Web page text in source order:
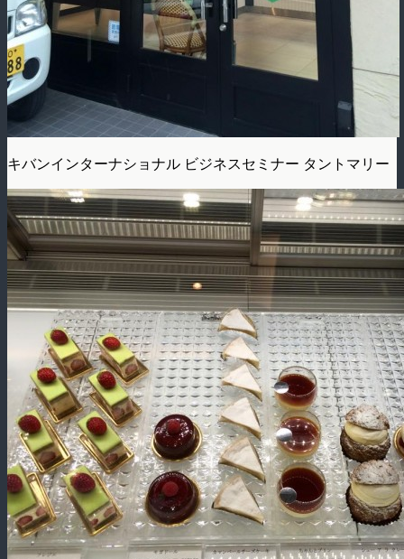
キバンインターナショナル ビジネスセミナー タントマリー